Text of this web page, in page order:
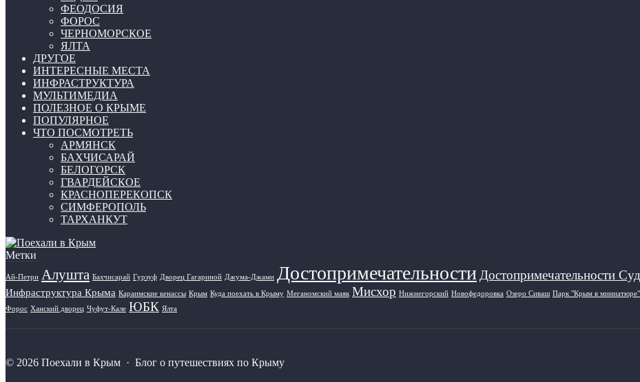
ФЕОДОСИЯ
ФОРОС
ЧЕРНОМОРСКОЕ
ЯЛТА
ДРУГОЕ
ИНТЕРЕСНЫЕ МЕСТА
ИНФРАСТРУКТУРА
МУЛЬТИМЕДИА
ПОЛЕЗНОЕ О КРЫМЕ
ПОПУЛЯРНОЕ
ЧТО ПОСМОТРЕТЬ
АРМЯНСК
БАХЧИСАРАЙ
БЕЛОГОРСК
ГВАРДЕЙСКОЕ
КРАСНОПЕРЕКОПСК
СИМФЕРОПОЛЬ
ТАРХАНКУТ
Метки
Ай-Петри Алушта Бахчисарай Гурзуф Дворец Гагариной Джума-Джами Достопримечательности Достопримечательности
Инфраструктура Крыма Караимские кенассы Крым Куда поехать в Крыму Меганомский маяк Мисхор Нижнегорский Новофедоровка Озеро Сиваш Парк "Крым в миниатюре"
Форос Ханский дворец Чуфут-Кале ЮБК Ялта
© 2026 Поехали в Крым · Блог о путешествиях по Крыму